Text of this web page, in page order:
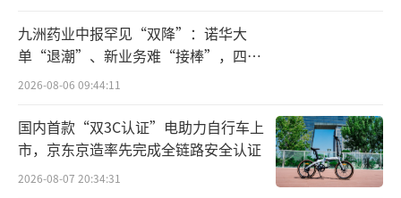
九洲药业中报罕见“双降”：诺华大
单“退潮”、新业务难“接棒”，四大
难关待闯
2026-08-06 09:44:11
国内首款“双3C认证”电助力自行车上
市，京东京造率先完成全链路安全认证
2026-08-07 20:34:31